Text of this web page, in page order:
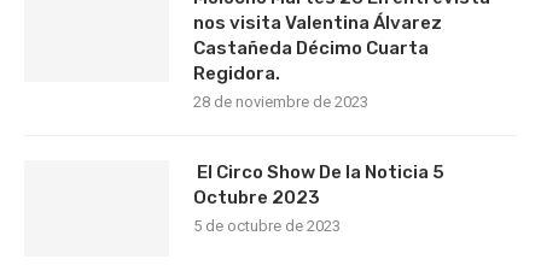
nos visita Valentina Álvarez
Castañeda Décimo Cuarta
Regidora.
28 de noviembre de 2023
El Circo Show De la Noticia 5
Octubre 2023
5 de octubre de 2023